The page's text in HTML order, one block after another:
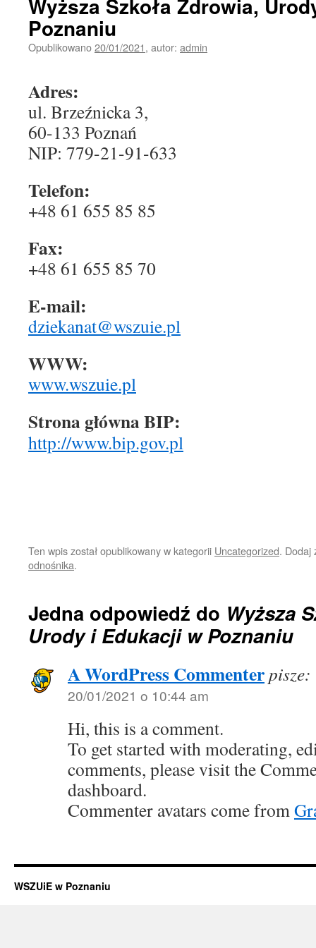
Wyższa Szkoła Zdrowia,
Poznaniu
Opublikowano20/01/2021, autor: admin
Adres:
ul. Brzeźnicka 3,
60-133 Poznań
NIP: 779-21-91-633
Telefon:
+48 61 655 85 85
Fax:
+48 61 655 85 70
E-mail:
dziekanat@wszuie.pl
WWW:
www.wszuie.pl
Strona główna BIP:
http://www.bip.gov.pl
Ten wpis został opublikowany w kategorii Uncategorized. Dodaj
odnośnika.
Jedna odpowiedź do Wyższa
Urody i Edukacji w Poznaniu
A WordPress Commenterpisze:
20/01/2021 o 10:44 am
Hi, this is a comment.
To get started with moderating,
comments, please visit the
dashboard.
Commenter avatars come from
WSZUiE w Poznaniu